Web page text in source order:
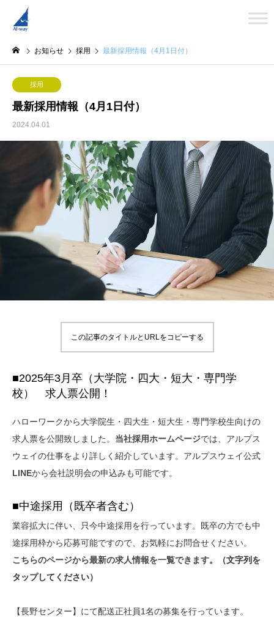
お知らせ 採用 最新採用情報（4月1日付）
採用
最新採用情報（4月1日付）
2024.04.01
この記事のタイトルとURLをコピーする
■2025年3月卒（大学院・四大・短大・専門学
校） 求人票公開！
ハローワークから大学院生・四大生・短大生・専門学校生向けの
求人票を公開致しました。 当社採用ホームページでは、アルプス
ウェイの仕事をより詳しく紹介しています。アルプスウェイ公式
LINEから会社説明会の申込みも可能です。
■中途採用（既卒者含む）
業容拡大に伴い、只今中途採用を行っています。既卒の方でも中
途採用枠から応募可能ですので、お気軽にお問合せください。
こちらのページから最新の求人情報を一覧できます。（文字列を
タップしてください）
【長野センター】にて配送正社員1名の募集を行っています。